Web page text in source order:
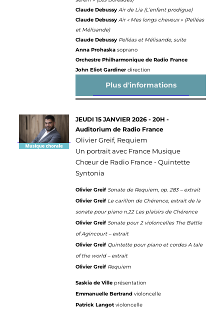
Claude DebussyAir de Lia (L’enfant prodigue)
Claude DebussyAir « Mes longs cheveux » (Pelléas
et Mélisande)
Claude Debussy Pelléas et Mélisande, suite
Anna Prohaskasoprano
Orchestre Philharmonique de Radio France
John Eliot Gardinerdirection
Plus d'informations
JEUDI 15 JANVIER 2026 - 20H -
Auditorium de Radio France
Olivier Greif, Requiem
Un portrait avec France Musique
Chœur de Radio France - Quintette
Syntonia
Olivier Greif Sonate de Requiem, op. 283 – extrait
Olivier Greif Le carillon de Chérence, extrait de la
sonate pour piano n.22 Les plaisirs de Chérence
Olivier Greif Sonate pour 2 violoncelles The Battle
of Agincourt – extrait
Olivier Greif Quintette pour piano et cordes A tale
of the world – extrait
Olivier Greif Requiem
Saskia de Ville présentation
Emmanuelle Bertrandvioloncelle
Patrick Langotvioloncelle